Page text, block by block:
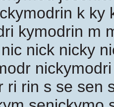
k ky
kymodrin m
nick nicky
ri rin s se sen